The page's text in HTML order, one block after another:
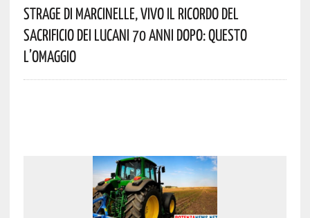
Strage Di Marcinelle, Vivo Il Ricordo Del
Sacrificio Dei Lucani 70 Anni Dopo: Questo
L’omaggio